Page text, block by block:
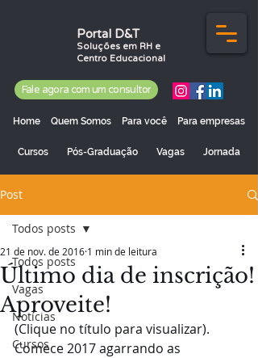
Portal D&T
Soluções em RH e
Centro Educacional
Fale agora com um consultor
Home Quem Somos Para você Para empresas
Cursos Pós-Graduação Vagas Jornada
Post
Todos posts
Vagas
Notícias
Cursos
Todos posts
Último dia de inscrição!
Aproveite!
21 de nov. de 2016 1 min de leitura
(Clique no título para visualizar).
Comece 2017 agarrando as